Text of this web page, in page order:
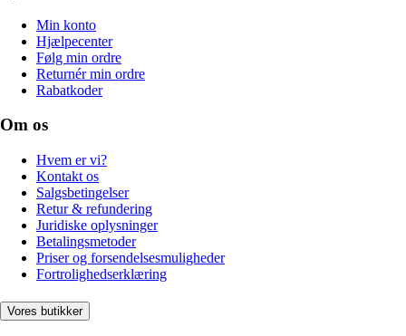
Min konto
Hjælpecenter
Følg min ordre
Returnér min ordre
Rabatkoder
Om os
Hvem er vi?
Kontakt os
Salgsbetingelser
Retur & refundering
Juridiske oplysninger
Betalingsmetoder
Priser og forsendelsesmuligheder
Fortrolighedserklæring
Vores butikker